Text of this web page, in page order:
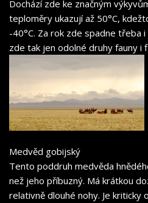
Dochází zde ke značným
teploměry ukazují až 50°C,
-40°C. Za rok zde spadne třeba
zde tak jen odolné druhy fauny i
Medvěd gobijský
Tento poddruh medvěda
než jeho příbuzný. Má krátkou
relativně dlouhé nohy. Je kriticky